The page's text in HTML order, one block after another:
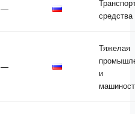
—
средства
—
Тяжелая
и